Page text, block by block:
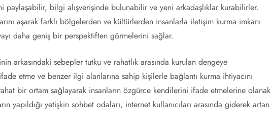
paylaşabilir, bilgi alışverişinde bulunabilir ve yeni arkadaşlıklar kurabilirler.
aşarak farklı bölgelerden ve kültürlerden insanlarla iletişim kurma imkanı
daha geniş bir perspektiften görmelerini sağlar.
arkasındaki sebepler tutku ve rahatlık arasında kurulan dengeye
etme ve benzer ilgi alanlarına sahip kişilerle bağlantı kurma ihtiyacını
bir ortam sağlayarak insanların özgürce kendilerini ifade etmelerine olanak
yapıldığı yetişkin sohbet odaları, internet kullanıcıları arasında giderek artan